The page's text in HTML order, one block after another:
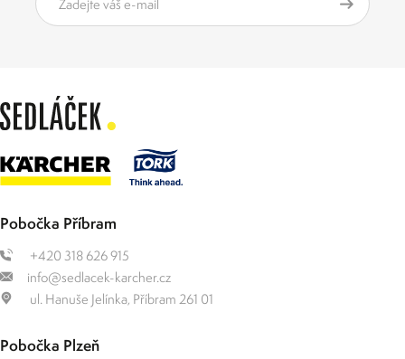
Pobočka Příbram
+420 318 626 915
info@sedlacek-karcher.cz
ul. Hanuše Jelínka, Příbram 261 01
Pobočka Plzeň